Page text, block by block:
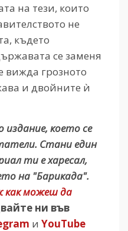
на тези, които
не
където
се заменя
вижда грозното
и двойните ѝ
издание, което се
Стани един
ти е харесал,
на "Барикада".
как можеш да
ни във
и YouTube